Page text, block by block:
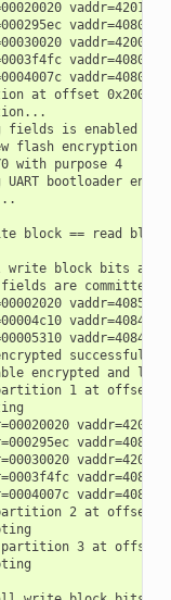
at offset 0x20000
fields is enabled
flash encryption
with purpose 4
bootloader
block == read
write block bits are
are committed
successfully
encrypted and
1 at offset
2 at offset
3 at offset